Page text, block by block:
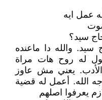
عمل ايه
سيد؟
والله دا ماعنده
له روح هات مراة
يعني مش عاوز
الله. أعمل له قضية
يعرفوا اصلهم